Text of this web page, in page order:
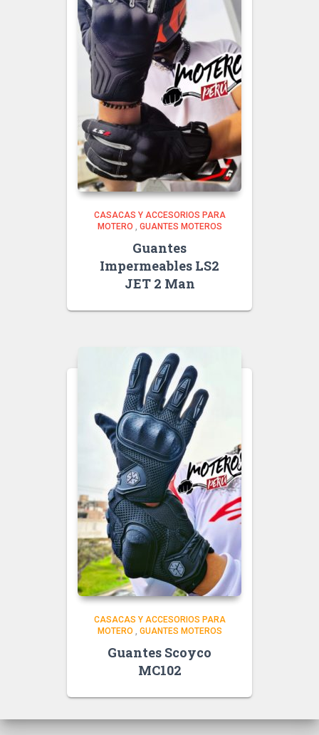
CASACAS Y ACCESORIOS PARA
MOTERO , GUANTES MOTEROS
Guantes
Impermeables LS2
JET 2 Man
CASACAS Y ACCESORIOS PARA
MOTERO, GUANTES MOTEROS
Guantes Scoyco
MC102